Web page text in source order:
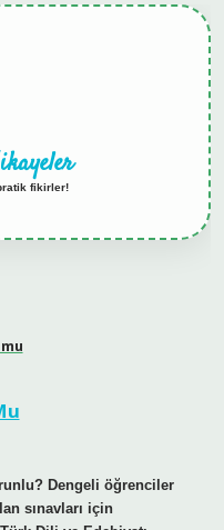
fikirler!
Dengeli öğrenciler
sınavları için